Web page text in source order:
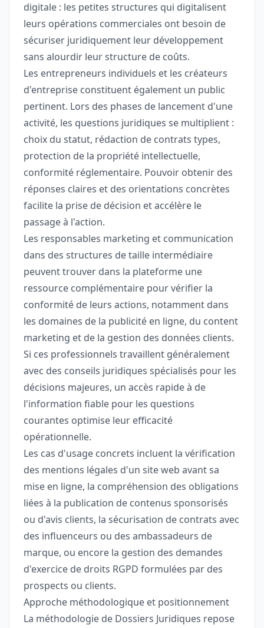
digitale : les petites structures qui digitalisent
leurs opérations commerciales ont besoin de
sécuriser juridiquement leur développement
sans alourdir leur structure de coûts.
Les entrepreneurs individuels et les créateurs
d'entreprise constituent également un public
pertinent. Lors des phases de lancement d'une
activité, les questions juridiques se multiplient :
choix du statut, rédaction de contrats types,
protection de la propriété intellectuelle,
conformité réglementaire. Pouvoir obtenir des
réponses claires et des orientations concrètes
facilite la prise de décision et accélère le
passage à l'action.
Les responsables marketing et communication
dans des structures de taille intermédiaire
peuvent trouver dans la plateforme une
ressource complémentaire pour vérifier la
conformité de leurs actions, notamment dans
les domaines de la publicité en ligne, du content
marketing et de la gestion des données clients.
Si ces professionnels travaillent généralement
avec des conseils juridiques spécialisés pour les
décisions majeures, un accès rapide à de
l'information fiable pour les questions
courantes optimise leur efficacité
opérationnelle.
Les cas d'usage concrets incluent la vérification
des mentions légales d'un site web avant sa
mise en ligne, la compréhension des obligations
liées à la publication de contenus sponsorisés
ou d'avis clients, la sécurisation de contrats avec
des influenceurs ou des ambassadeurs de
marque, ou encore la gestion des demandes
d'exercice de droits RGPD formulées par des
prospects ou clients.
Approche méthodologique et positionnement
La méthodologie de Dossiers Juridiques repose